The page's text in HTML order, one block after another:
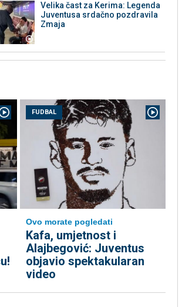
Velika čast za Kerima: Legenda
Juventusa srdačno pozdravila
Zmaja
FUDBAL
Ovo morate pogledati
Kafa, umjetnost i
Alajbegović: Juventus
objavio spektakularan
video